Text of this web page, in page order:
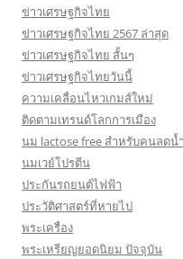
ข่าวเศรษฐกิจไทย
ข่าวเศรษฐกิจไทย 2567 ล่าสุด
ข่าวเศรษฐกิจไทย สั้นๆ
ข่าวเศรษฐกิจไทยวันนี้
ความเคลื่อนไหวเกมส์ใหม่
ติดตามเทรนด์โลกการเมือง
นม lactose free สำหรับคนลดน้
นมเวย์โปรตีน
ประกันรถยนต์ไฟฟ้า
ประวัติศาสตร์ที่หายไป
พระเครื่อง
พระเหรียญยอดนิยม ปัจจุบัน